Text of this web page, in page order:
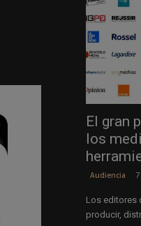
El gran
los
Audiencia
Los editores
producir,